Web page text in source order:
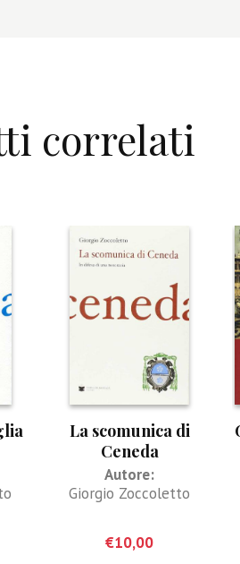
correlati
La scomunica di
Ceneda
Autore:
Giorgio Zoccoletto
€10,00